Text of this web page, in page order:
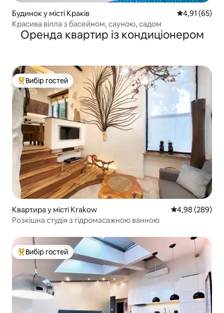
Будинок у місті Краків Середня
4,91 (65)
Красива вілла з басейном, сауною, садом
Оренда квартир із кондиціонером
Топ вибір гостей
Вибір гостей
Квартира у місті Krakow Середня
4,98 (289)
Розкішна студія з гідромасажною ванною
Топ вибір гостей
Вибір гостей